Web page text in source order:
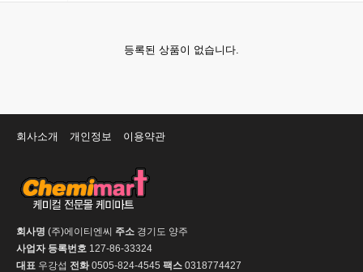
등록된 상품이 없습니다.
회사소개 개인정보 이용약관
회사명 (주)에이티엔씨 주소 경기도 양주
사업자 등록번호 127-86-33324
대표 우강섭 전화0505-824-4545 팩스 0318774427